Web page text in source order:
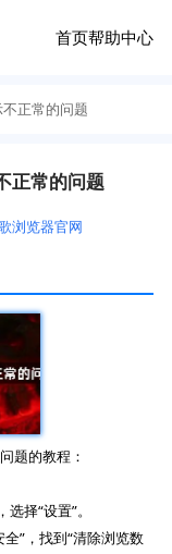
首页帮助中心
正常的问题
正常的问题
浏览器官网
题的教程：
择“设置”。
”，找到“清除浏览数